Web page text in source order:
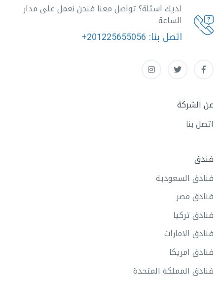
لديك اسئلة؟ تواصل معنا فنحن نعمل على مدار
الساعة
اتصل بنا: +201225655056
عن الشركة
اتصل بنا
فندق
فنادق السعودية
فنادق مصر
فنادق تركيا
فنادق الامارات
فنادق امريكا
فنادق المملكة المتحدة